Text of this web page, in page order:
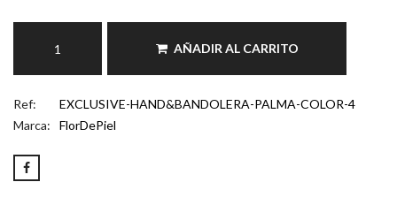
AÑADIR AL CARRITO
Ref:
EXCLUSIVE-HAND&BANDOLERA-PALMA-COLOR-4
Marca:
FlorDePiel